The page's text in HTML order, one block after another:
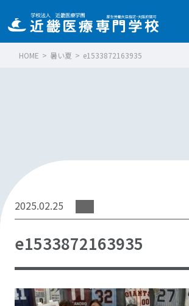
HOME > 暑い夏 > e1533872163935
2025.02.25
e1533872163935